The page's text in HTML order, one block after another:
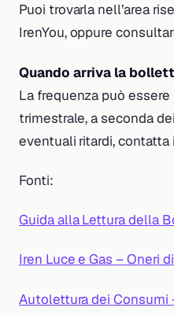
Puoi trovarla nell’area
IrenYou, oppure
Quando arriva la
La frequenza può
trimestrale, a seconda
eventuali ritardi,
Fonti:
Guida alla Lettura della
Iren Luce e Gas – Oneri
Autolettura dei Consumi